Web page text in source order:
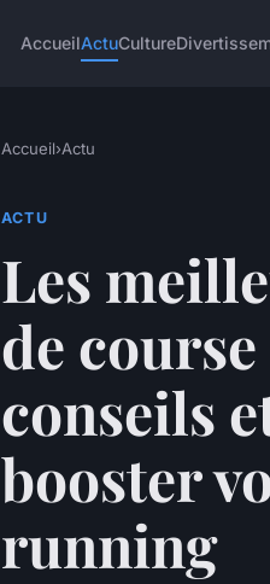
AccueilActuCulture
Accueil›Actu
ACTU
Les
de
conseils
booster
running